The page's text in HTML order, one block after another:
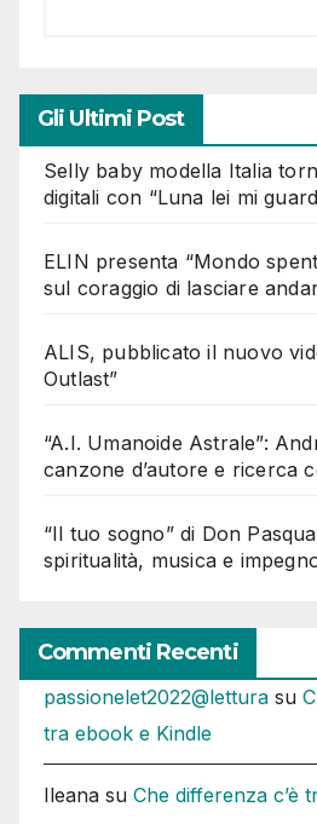
Gli Ultimi Post
Selly baby modella Italia
digitali con “Luna lei mi
ELIN presenta “Mondo
sul coraggio di lasciare
ALIS, pubblicato il nuovo
Outlast”
“A.I. Umanoide Astrale”:
canzone d’autore e ricerca
“Il tuo sogno” di Don
spiritualità, musica e
Commenti Recenti
passionelet2022@lettura su
tra ebook e Kindle
Ileana su Che differenza c’è